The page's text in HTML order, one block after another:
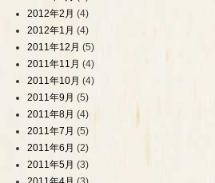
2012年2月 (4)
2012年1月 (4)
2011年12月 (5)
2011年11月 (4)
2011年10月 (4)
2011年9月 (5)
2011年8月 (4)
2011年7月 (5)
2011年6月 (2)
2011年5月 (3)